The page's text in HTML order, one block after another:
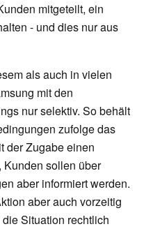
mitgeteilt, ein
- und dies nur aus
als auch in vielen
mit den
nur selektiv. So behält
zufolge das
der Zugabe einen
sollen über
aber informiert werden.
aber auch vorzeitig
Situation rechtlich